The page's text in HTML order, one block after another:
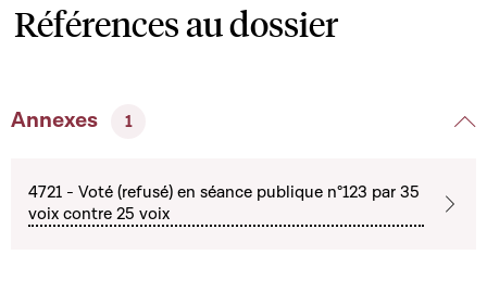
Références au dossier
Annexes 1
4721 - Voté (refusé) en séance publique n°123 par 35
voix contre 25 voix